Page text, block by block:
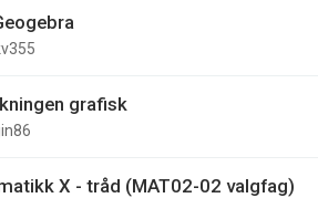
grafisk
X - tråd (MAT02-02 valgfag)